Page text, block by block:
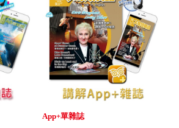
App+單雜誌